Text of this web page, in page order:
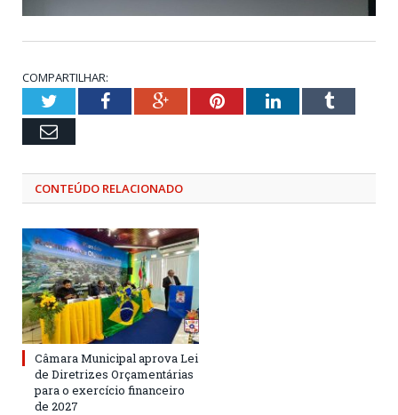
COMPARTILHAR:
TwitterFacebookGoogle+PinterestLinkedInTumblr
Email
CONTEÚDO RELACIONADO
Câmara Municipal aprova Lei
de Diretrizes Orçamentárias
para o exercício financeiro
de 2027